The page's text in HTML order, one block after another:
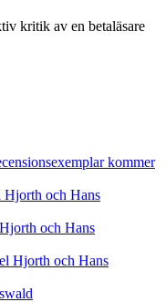
kritik av en betaläsare
kommer
Hjorth och Hans
och Hans
Hjorth och Hans